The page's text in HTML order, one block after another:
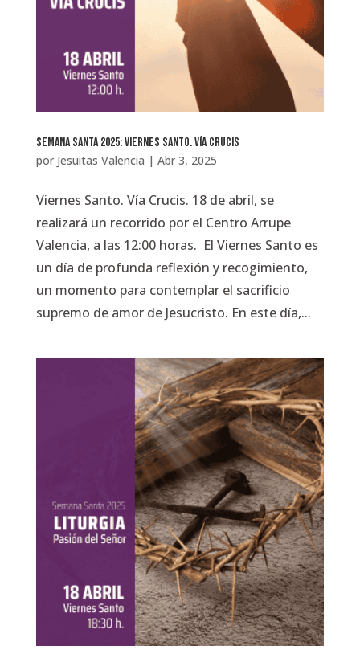
Semana Santa 2025: Viernes Santo. Vía Crucis
por Jesuitas Valencia | Abr 3, 2025
Viernes Santo. Vía Crucis. 18 de abril, se
realizará un recorrido por el Centro Arrupe
Valencia, a las 12:00 horas. El Viernes Santo es
un día de profunda reflexión y recogimiento,
un momento para contemplar el sacrificio
supremo de amor de Jesucristo. En este día,...